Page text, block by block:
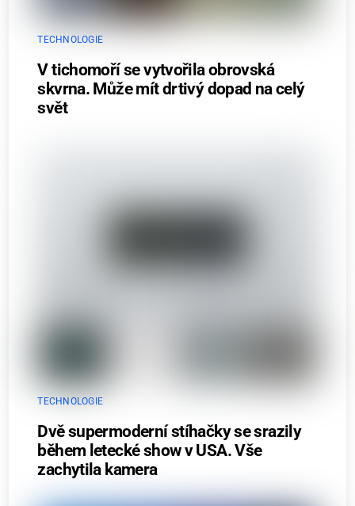
TECHNOLOGIE
V tichomoří se vytvořila obrovská
skvrna. Může mít drtivý dopad na celý
svět
TECHNOLOGIE
Dvě supermoderní stíhačky se srazily
během letecké show v USA. Vše
zachytila kamera